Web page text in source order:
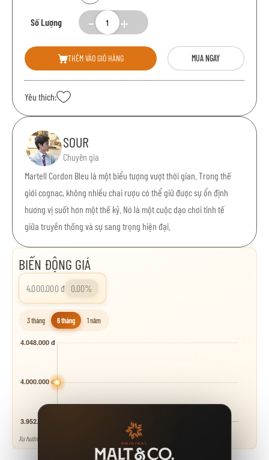
Số Lượng
THÊM VÀO GIỎ HÀNG MUA NGAY
Yêu thích:
SOUR
Chuyên gia
Martell Cordon Bleu là một biểu tượng vượt thời gian. Trong thế
giới cognac, không nhiều chai rượu có thể giữ được sự ổn định
hương vị suốt hơn một thế kỷ. Nó là một cuộc dạo chơi tinh tế
giữa truyền thống và sự sang trọng hiện đại.
BIẾN ĐỘNG GIÁ
4.000.000 đ 0.00%
3 tháng 6 tháng 1 năm
Xu hướng tham khảo - neo theo các mốc giá niêm yết.